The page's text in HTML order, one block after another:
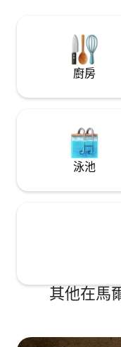
廚房
泳池
其他在馬